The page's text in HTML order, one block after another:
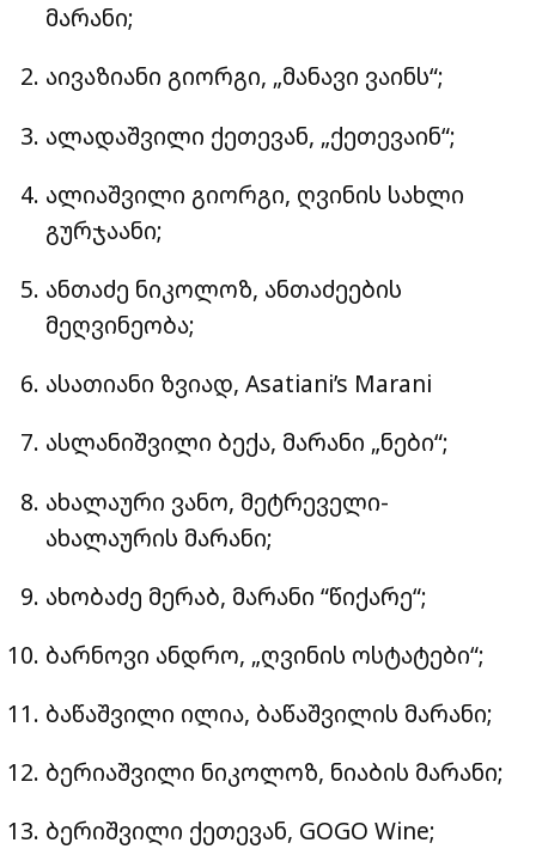
მარანი;
აივაზიანი გიორგი, „მანავი ვაინს“;
ალადაშვილი ქეთევან, „ქეთევაინ“;
ალიაშვილი გიორგი, ღვინის სახლი
გურჯაანი;
ანთაძე ნიკოლოზ, ანთაძეების
მეღვინეობა;
ასათიანი ზვიად, Asatiani’s Marani
ასლანიშვილი ბექა, მარანი „ნები“;
ახალაური ვანო, მეტრეველი-
ახალაურის მარანი;
ახობაძე მერაბ, მარანი “წიქარე“;
ბარნოვი ანდრო, „ღვინის ოსტატები“;
ბაწაშვილი ილია, ბაწაშვილის მარანი;
ბერიაშვილი ნიკოლოზ, ნიაბის მარანი;
ბერიშვილი ქეთევან, GOGO Wine;